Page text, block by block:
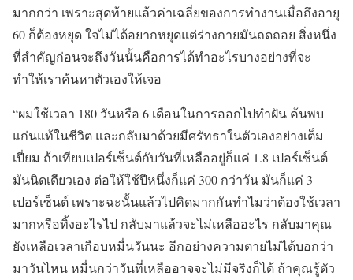
มากกว่า เพราะสุดท้ายแล้วค่าเฉลี่ยของการทำงานเมื่อถึงอายุ
60 ก็ต้องหยุด ใจไม่ได้อยากหยุดแต่ร่างกายมันถดถอย สิ่งหนึ่ง
ที่สำคัญก่อนจะถึงวันนั้นคือการได้ทำอะไรบางอย่างที่จะ
ทำให้เราค้นหาตัวเองให้เจอ
“ผมใช้เวลา 180 วันหรือ 6 เดือนในการออกไปทำฝัน ค้นพบ
แก่นแท้ในชีวิต และกลับมาด้วยมีศรัทธาในตัวเองอย่างเต็ม
เปี่ยม ถ้าเทียบเปอร์เซ็นต์กับวันที่เหลืออยู่ก็แค่ 1.8 เปอร์เซ็นต์
มันนิดเดียวเอง ต่อให้ใช้ปีหนึ่งก็แค่ 300 กว่าวัน มันก็แค่ 3
เปอร์เซ็นต์ เพราะฉะนั้นแล้วไปคิดมากกันทำไมว่าต้องใช้เวลา
มากหรือทิ้งอะไรไป กลับมาแล้วจะไม่เหลืออะไร กลับมาคุณ
ยังเหลือเวลาเกือบหมื่นวันนะ อีกอย่างความตายไม่ได้บอกว่า
มาวันไหน หมื่นกว่าวันที่เหลืออาจจะไม่มีจริงก็ได้ ถ้าคุณรู้ตัว